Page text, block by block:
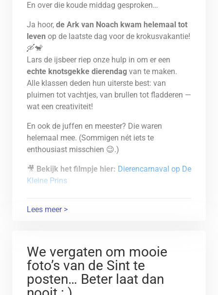
En over die koude middag gesproken…
Ja hoor, de Ark van Noach kwam helemaal tot
leven op de laatste dag voor de krokusvakantie!
🛶🐒
Lars de ijsbeer riep onze hulp in om er een
echte knotsgekke dierendag van te maken.
Alle klassen deden hun uiterste best: van
pluimen tot vachtjes, van brullen tot fladderen —
wat een creativiteit!
En ook de juffen en meester? Die waren
helemaal mee. (Sommigen nét iets te
enthousiast misschien 😉.)
🎥 Bekijk het filmpje hier: Dierencarnaval op De
Kleine Prins
Kijk goed en geniet van de foto’s…
Geniet vooral mee met ons van deze beestig
Lees meer >
We vergaten om mooie
foto’s van de Sint te
posten… Beter laat dan